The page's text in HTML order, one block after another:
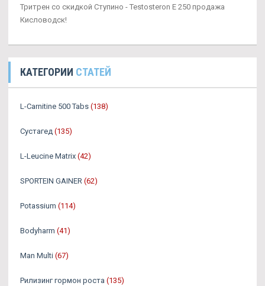
Тритрен со скидкой Ступино - Testosteron E 250 продажа
Кисловодск!
КАТЕГОРИИ СТАТЕЙ
L-Carnitine 500 Tabs (138)
Сустагед (135)
L-Leucine Matrix (42)
SPORTEIN GAINER (62)
Potassium (114)
Bodyharm (41)
Man Multi (67)
Рилизинг гормон роста (135)